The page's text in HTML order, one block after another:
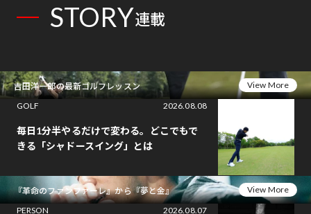
STORY連載
吉田洋一郎の最新ゴルフレッスン
View More
GOLF
2026.08.08
毎日1分半やるだけで変わる。どこでもで
きる「シャドースイング」とは
『革命のファンファーレ』から『夢と金』
View More
PERSON
2026.08.07